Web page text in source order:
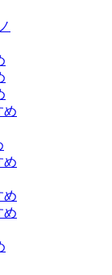
め
め
め
め